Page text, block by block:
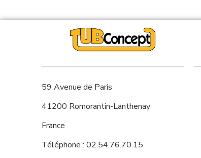
59 Avenue de Paris
41200 Romorantin-Lanthenay
France
Téléphone : 02.54.76.70.15